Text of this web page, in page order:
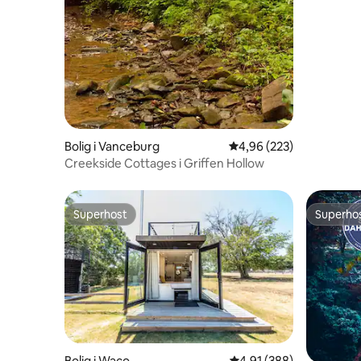
Bolig i Vanceburg 4,96 ud af 5 i
4,96 (223)
Creekside Cottages i Griffen Hollow
Superhost
Superhost